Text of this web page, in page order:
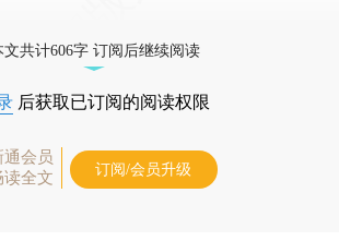
文共计606字 订阅后继续阅读
后获取已订阅的阅读权限
通会员
读全文
订阅/会员升级